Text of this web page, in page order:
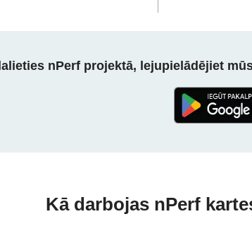
nPerf projektā, lejupielādējiet
Kā darbojas nPerf